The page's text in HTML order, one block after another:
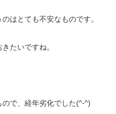
はとても不安なものです。
たいですね。
で、経年劣化でした(^-^)